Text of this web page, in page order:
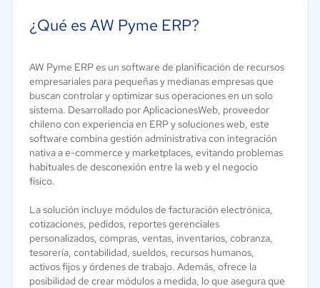
¿Qué es AW Pyme ERP?
AW Pyme ERP es un software de planificación de recursos
empresariales para pequeñas y medianas empresas que
buscan controlar y optimizar sus operaciones en un solo
sistema. Desarrollado por AplicacionesWeb, proveedor
chileno con experiencia en ERP y soluciones web, este
software combina gestión administrativa con integración
nativa a e-commerce y marketplaces, evitando problemas
habituales de desconexión entre la web y el negocio
físico.
La solución incluye módulos de facturación electrónica,
cotizaciones, pedidos, reportes gerenciales
personalizados, compras, ventas, inventarios, cobranza,
tesorería, contabilidad, sueldos, recursos humanos,
activos fijos y órdenes de trabajo. Además, ofrece la
posibilidad de crear módulos a medida, lo que asegura que